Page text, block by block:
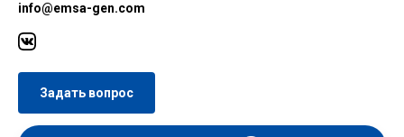
info@emsa-gen.com
Задать вопрос